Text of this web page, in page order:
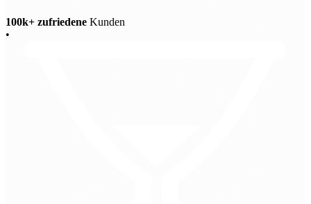
100k+ zufriedene Kunden
•